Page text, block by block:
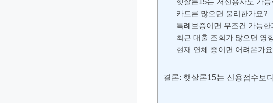
카드론 많으면 불리한가요?
특례보증이면 무조건 가능한
최근 대출 조회가 많으면 영
현재 연체 중이면 어려운가
결론: 햇살론15는 신용점수보